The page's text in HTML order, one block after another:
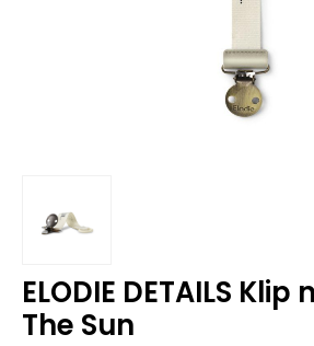
ELODIE DETAILS
The Sun